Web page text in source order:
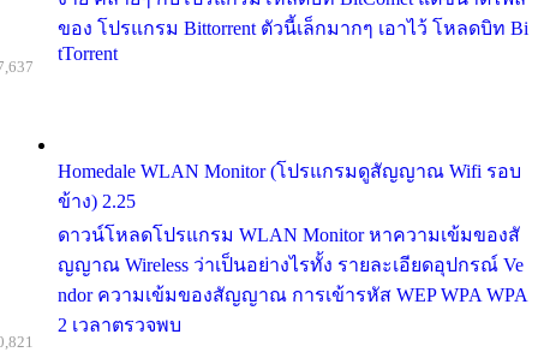
ของ โปรแกรม Bittorrent ตัวนี้เล็กมากๆ เอาไว้ โหลดบิท Bi
tTorrent
Homedale WLAN Monitor (โปรแกรมดูสัญญาณ Wifi รอบ
ข้าง) 2.25
ดาวน์โหลดโปรแกรม WLAN Monitor หาความเข้มของสั
ญญาณ Wireless ว่าเป็นอย่างไรทั้ง รายละเอียดอุปกรณ์ Ve
ndor ความเข้มของสัญญาณ การเข้ารหัส WEP WPA WPA
2 เวลาตรวจพบ